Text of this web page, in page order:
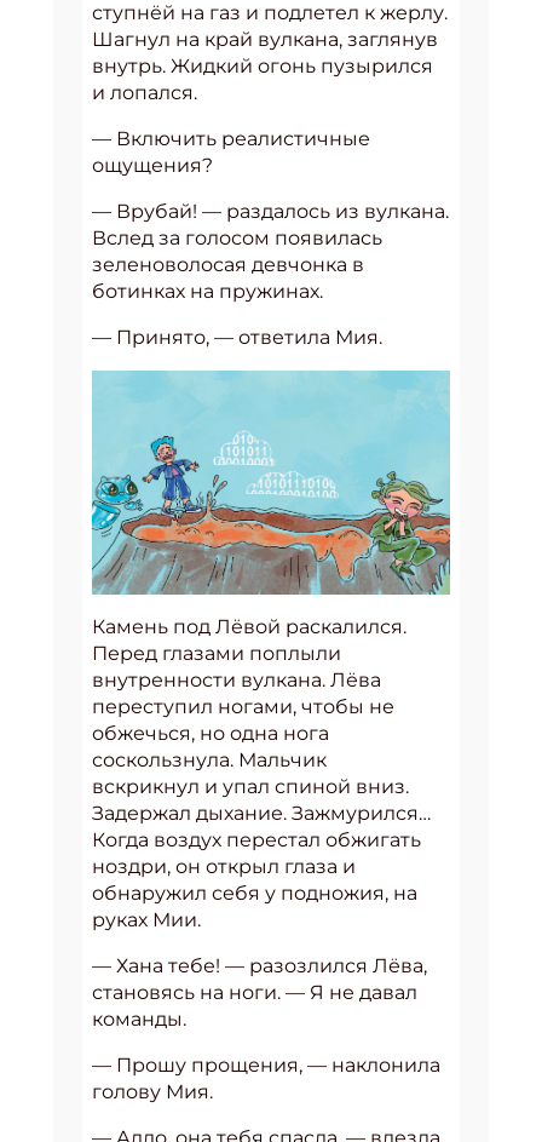
ступнёй на газ и подлетел к жерлу.
Шагнул на край вулкана, заглянув
внутрь. Жидкий огонь пузырился
и лопался.
— Включить реалистичные
ощущения?
— Врубай! — раздалось из вулкана.
Вслед за голосом появилась
зеленоволосая девчонка в
ботинках на пружинах.
— Принято, — ответила Мия.
Камень под Лёвой раскалился.
Перед глазами поплыли
внутренности вулкана. Лёва
переступил ногами, чтобы не
обжечься, но одна нога
соскользнула. Мальчик
вскрикнул и упал спиной вниз.
Задержал дыхание. Зажмурился…
Когда воздух перестал обжигать
ноздри, он открыл глаза и
обнаружил себя у подножия, на
руках Мии.
— Хана тебе! — разозлился Лёва,
становясь на ноги. — Я не давал
команды.
— Прошу прощения, — наклонила
голову Мия.